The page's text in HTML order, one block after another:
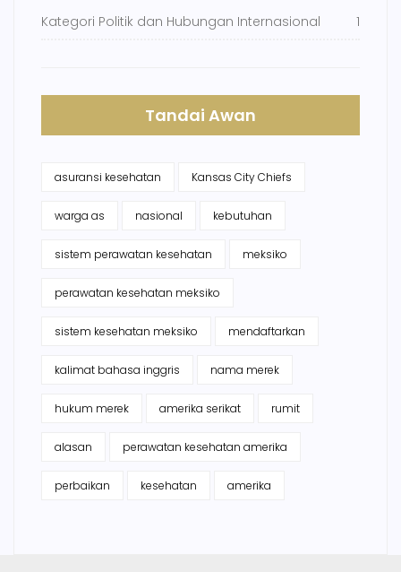
Kategori Politik dan Hubungan Internasional 1
Tandai Awan
asuransi kesehatan Kansas City Chiefs
warga as nasional kebutuhan
sistem perawatan kesehatan meksiko
perawatan kesehatan meksiko
sistem kesehatan meksiko mendaftarkan
kalimat bahasa inggris nama merek
hukum merek amerika serikat rumit
alasan perawatan kesehatan amerika
perbaikan kesehatan amerika